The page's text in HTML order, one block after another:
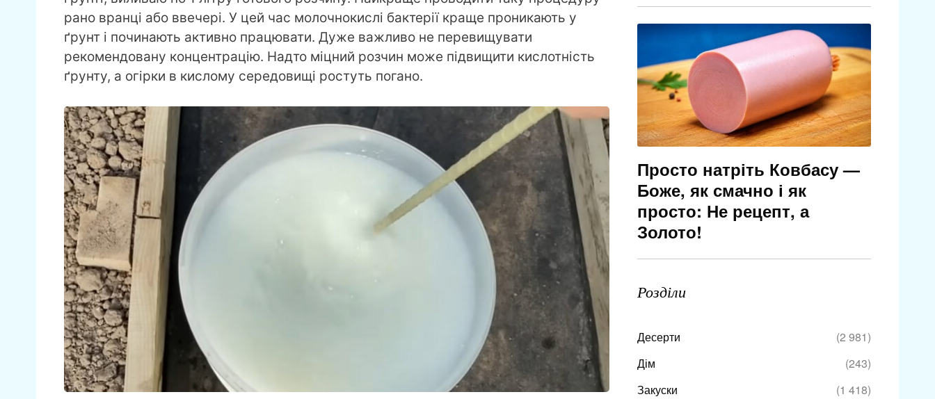
рано вранці або ввечері. У цей час молочнокислі бактерії краще проникають у
ґрунт і починають активно працювати. Дуже важливо не перевищувати
рекомендовану концентрацію. Надто міцний розчин може підвищити кислотність
ґрунту, а огірки в кислому середовищі ростуть погано.
Просто натріть Ковбасу —
Боже, як смачно і як
просто: Не рецепт, а
Золото!
Розділи
Десерти
(2 981)
Дім
(243)
Закуски
(1 418)